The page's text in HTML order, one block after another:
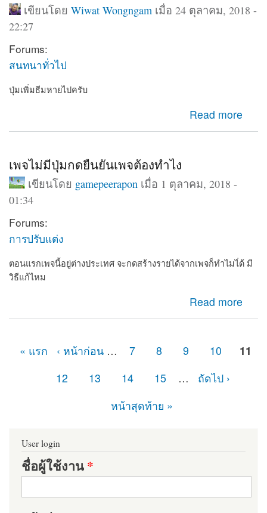
เขียนโดย Wiwat Wongngam เมื่อ 24 ตุลาคม, 2018 -
22:27
Forums:
สนทนาทั่วไป
ปุ่มเพิ่มธีมหายไปครับ
Read more
เพจไม่มีปุ่มกดยืนยันเพจต้องทำไง
เขียนโดย gamepeerapon เมื่อ 1 ตุลาคม, 2018 -
01:34
Forums:
การปรับแต่ง
ตอนแรกเพจนี้อยู่ต่างประเทศ จะกดสร้างรายได้จากเพจก็ทำไมไ่ด้ มี
วิธีแก้ไหม
Read more
หน้า« แรก ‹ หน้าก่อน … 7 8 9 10
11
12
13 14 15 …
ถัดไป ›
หน้าสุดท้าย »
User login
ชื่อผู้ใช้งาน*